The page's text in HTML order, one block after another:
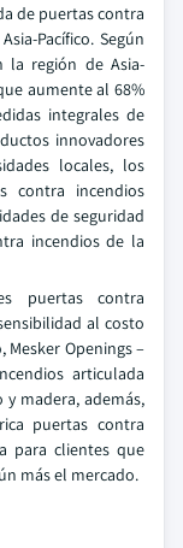
de puertas contra
Pacífico. Según
la región de Asia-
aumente al 68%
integrales de
innovadores
locales, los
contra incendios
de seguridad
incendios de la
puertas contra
al costo
Mesker Openings –
articulada
madera, además,
puertas contra
para clientes que
más el mercado.